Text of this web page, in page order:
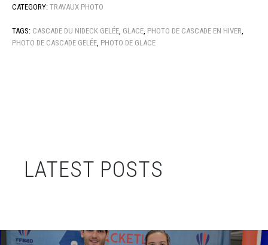
CATEGORY: TRAVAUX PHOTO
TAGS: CASCADE DU NIDECK GELÉE, GLACE, PHOTO DE CASCADE EN HIVER,
PHOTO DE CASCADE GELÉE, PHOTO DE GLACE
LATEST POSTS